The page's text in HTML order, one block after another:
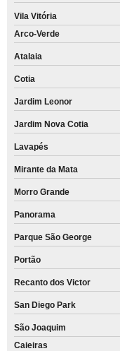
Vila Vitória
Arco-Verde
Atalaia
Cotia
Jardim Leonor
Jardim Nova Cotia
Lavapés
Mirante da Mata
Morro Grande
Panorama
Parque São George
Portão
Recanto dos Victor
San Diego Park
São Joaquim
Caieiras